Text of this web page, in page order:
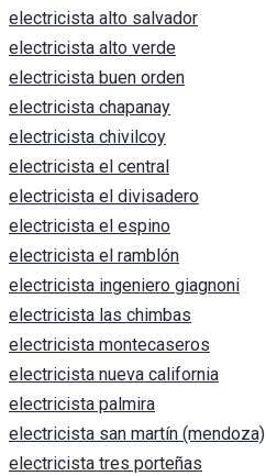
electricista alto salvador
electricista alto verde
electricista buen orden
electricista chapanay
electricista chivilcoy
electricista el central
electricista el divisadero
electricista el espino
electricista el ramblón
electricista ingeniero giagnoni
electricista las chimbas
electricista montecaseros
electricista nueva california
electricista palmira
electricista san martín (mendoza)
electricista tres porteñas